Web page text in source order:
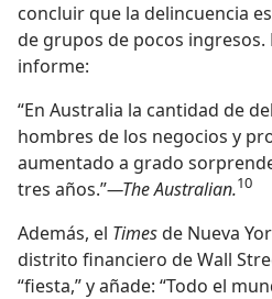
concluir que la delincuencia
de grupos de pocos
informe:
“En Australia la cantidad de
hombres de los negocios y
aumentado a grado
tres años.”—The Australian.10
Además, el Timesde Nueva
distrito financiero de Wall
“fiesta,” y añade: “Todo el